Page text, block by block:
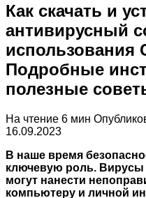
Как скачать и
антивирусный
использования
Подробные
полезные
На чтение 6 мин
16.09.2023
В наше время
ключевую роль.
могут нанести
компьютеру и личной